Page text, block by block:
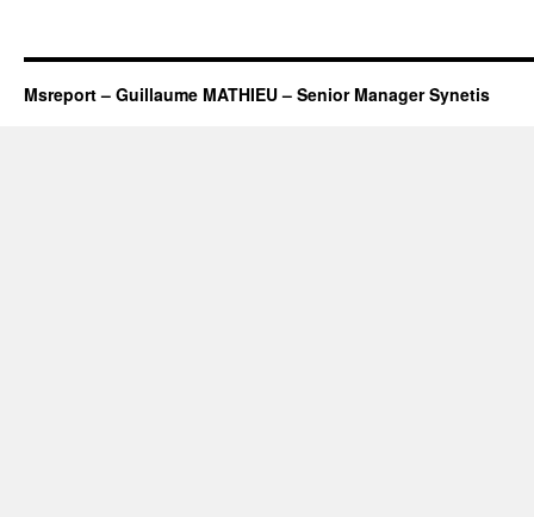
Msreport – Guillaume MATHIEU – Senior Manager Synetis